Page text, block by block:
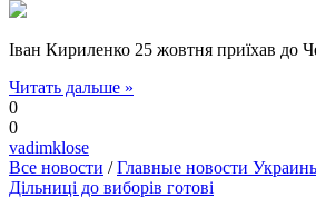
Іван Кириленко 25 жовтня приїхав до
Читать дальше »
0
0
vadimklose
Все новости /Главные новости
Дільниці до виборів готові